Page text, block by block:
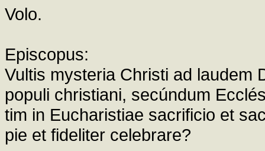
Volo.
Episcopus:
Vultis mysteria Christi ad laudem
populi christiani, secúndum
tim in Eucharistiae sacrificio et
pie et fideliter celebrare?